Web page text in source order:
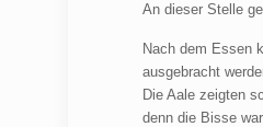
An dieser Stelle
Nach dem Essen
ausgebracht
Die Aale zeigten
denn die Bisse